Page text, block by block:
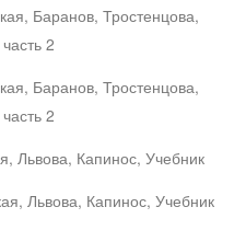
Баранов, Тростенцова,
2
Баранов, Тростенцова,
2
Львова, Капинос, Учебник
Львова, Капинос, Учебник